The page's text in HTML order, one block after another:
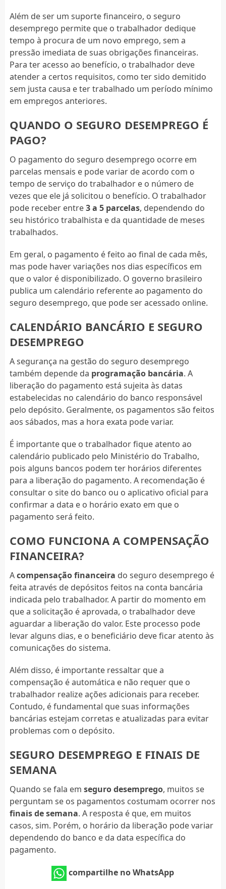
Além de ser um suporte financeiro, o seguro
desemprego permite que o trabalhador dedique
tempo à procura de um novo emprego, sem a
pressão imediata de suas obrigações financeiras.
Para ter acesso ao benefício, o trabalhador deve
atender a certos requisitos, como ter sido demitido
sem justa causa e ter trabalhado um período mínimo
em empregos anteriores.
QUANDO O SEGURO DESEMPREGO É
PAGO?
O pagamento do seguro desemprego ocorre em
parcelas mensais e pode variar de acordo com o
tempo de serviço do trabalhador e o número de
vezes que ele já solicitou o benefício. O trabalhador
pode receber entre3 a 5 parcelas, dependendo do
seu histórico trabalhista e da quantidade de meses
trabalhados.
Em geral, o pagamento é feito ao final de cada mês,
mas pode haver variações nos dias específicos em
que o valor é disponibilizado. O governo brasileiro
publica um calendário referente ao pagamento do
seguro desemprego, que pode ser acessado online.
CALENDÁRIO BANCÁRIO E SEGURO
DESEMPREGO
A segurança na gestão do seguro desemprego
também depende da programação bancária. A
liberação do pagamento está sujeita às datas
estabelecidas no calendário do banco responsável
pelo depósito. Geralmente, os pagamentos são feitos
aos sábados, mas a hora exata pode variar.
É importante que o trabalhador fique atento ao
calendário publicado pelo Ministério do Trabalho,
pois alguns bancos podem ter horários diferentes
para a liberação do pagamento. A recomendação é
consultar o site do banco ou o aplicativo oficial para
confirmar a data e o horário exato em que o
pagamento será feito.
COMO FUNCIONA A COMPENSAÇÃO
FINANCEIRA?
Acompensação financeira do seguro desemprego é
feita através de depósitos feitos na conta bancária
indicada pelo trabalhador. A partir do momento em
que a solicitação é aprovada, o trabalhador deve
aguardar a liberação do valor. Este processo pode
levar alguns dias, e o beneficiário deve ficar atento às
comunicações do sistema.
Além disso, é importante ressaltar que a
compensação é automática e não requer que o
trabalhador realize ações adicionais para receber.
Contudo, é fundamental que suas informações
bancárias estejam corretas e atualizadas para evitar
problemas com o depósito.
SEGURO DESEMPREGO E FINAIS DE
SEMANA
Quando se fala em seguro desemprego, muitos se
perguntam se os pagamentos costumam ocorrer nos
finais de semana. A resposta é que, em muitos
casos, sim. Porém, o horário da liberação pode variar
dependendo do banco e da data específica do
pagamento.
compartilhe no WhatsApp